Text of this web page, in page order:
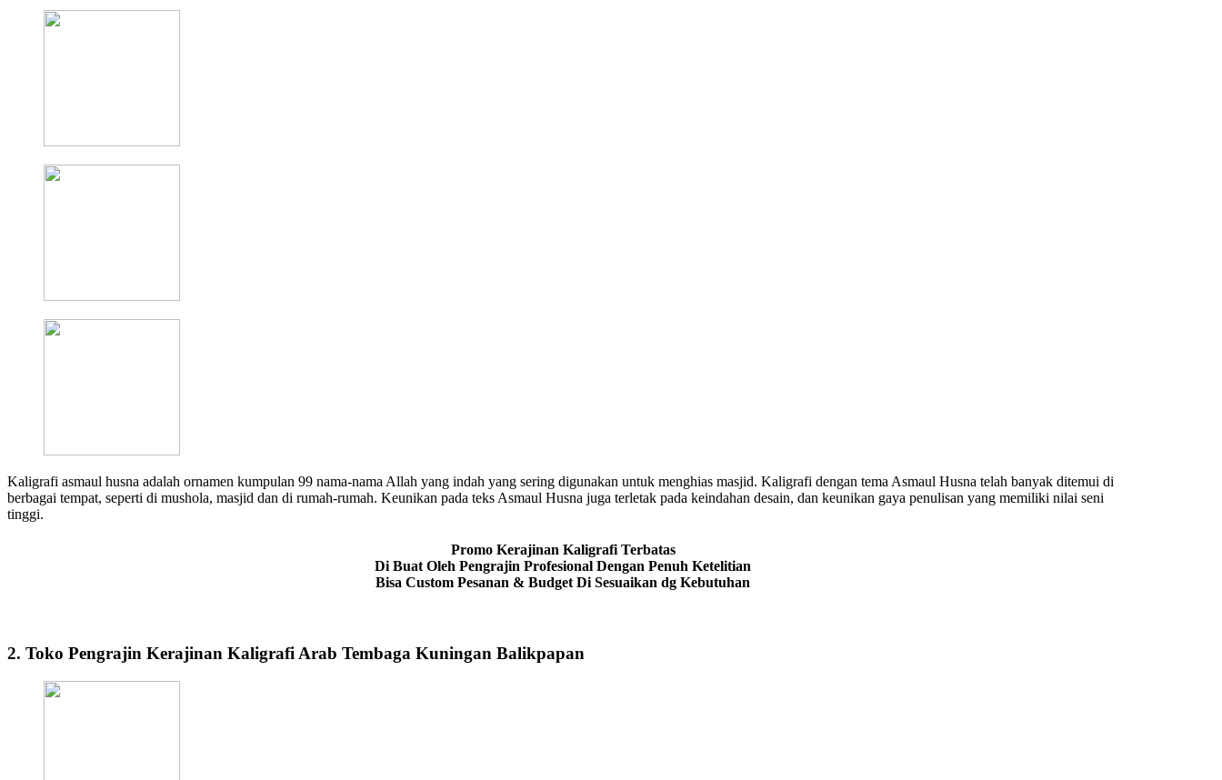
Kaligrafi asmaul husna adalah ornamen kumpulan 99 nama-nama Allah yang indah yang sering digunakan untuk menghias masjid. Kaligrafi dengan tema Asmaul Husna telah banyak ditemui di
berbagai tempat, seperti di mushola, masjid dan di rumah-rumah. Keunikan pada teks Asmaul Husna juga terletak pada keindahan desain, dan keunikan gaya penulisan yang memiliki nilai seni
tinggi.
Promo Kerajinan Kaligrafi Terbatas
Di Buat Oleh Pengrajin Profesional Dengan Penuh Ketelitian
Bisa Custom Pesanan & Budget Di Sesuaikan dg Kebutuhan
2. Toko Pengrajin Kerajinan Kaligrafi Arab Tembaga Kuningan Balikpapan